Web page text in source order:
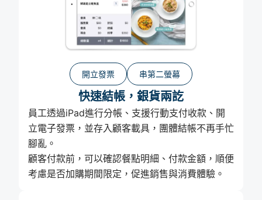
開立發票 串第二螢幕
快速結帳，銀貨兩訖
員工透過iPad進行分帳、支援行動支付收款、開
立電子發票，並存入顧客載具，團體結帳不再手忙
腳亂。
顧客付款前，可以確認餐點明細、付款金額，順便
考慮是否加購期間限定，促進銷售與消費體驗。